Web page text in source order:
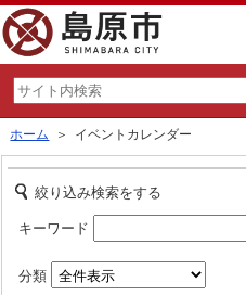
ホーム ＞ イベントカレンダー
絞り込み検索をする
キーワード
分類